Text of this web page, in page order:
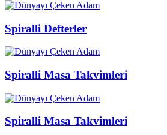
Spiralli Defterler
Spiralli Masa Takvimleri
Spiralli Masa Takvimleri